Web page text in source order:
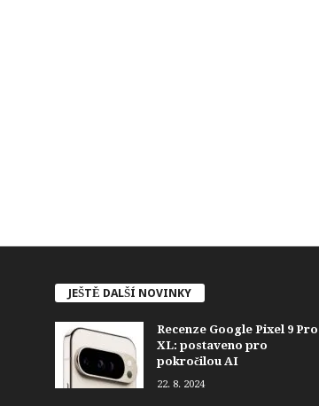
JEŠTĚ DALŠÍ NOVINKY
Recenze Google Pixel 9 Pro
XL: postaveno pro
pokročilou AI
22. 8. 2024